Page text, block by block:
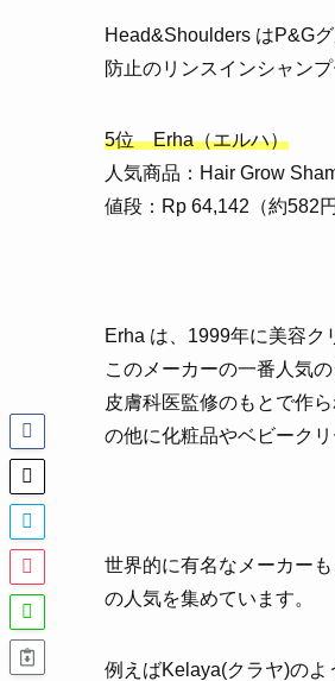
Head&Shoulders はP&G
防止のリンスインシャンプ
5位 Erha（エルハ）
人気商品：Hair Grow
値段：Rp 64,142（約582
Erha は、1999年に美容ク
このメーカーの一番人気
皮膚科医監修のもとで作
の他に化粧品やベビーク
世界的に有名なメーカー
の人気を集めています。
例えばKelaya(クラヤ)のよ